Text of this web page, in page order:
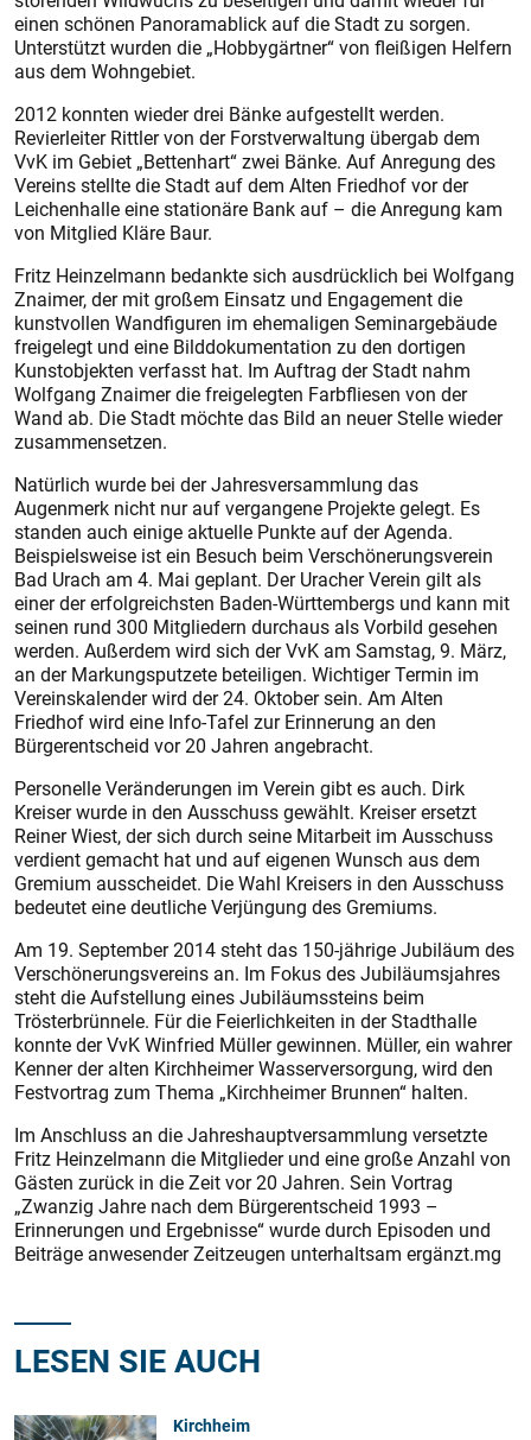
einen schönen Panoramablick auf die Stadt zu sorgen.
Unterstützt wurden die „Hobbygärtner“ von fleißigen Helfern
aus dem Wohngebiet.
2012 konnten wieder drei Bänke aufgestellt werden.
Revierleiter Rittler von der Forstverwaltung übergab dem
VvK im Gebiet „Bettenhart“ zwei Bänke. Auf Anregung des
Vereins stellte die Stadt auf dem Alten Friedhof vor der
Leichenhalle eine stationäre Bank auf – die Anregung kam
von Mitglied Kläre Baur.
Fritz Heinzelmann bedankte sich ausdrücklich bei Wolfgang
Znaimer, der mit großem Einsatz und Engagement die
kunstvollen Wandfiguren im ehemaligen Seminargebäude
freigelegt und eine Bilddokumentation zu den dortigen
Kunstobjekten verfasst hat. Im Auftrag der Stadt nahm
Wolfgang Znaimer die freigelegten Farbfliesen von der
Wand ab. Die Stadt möchte das Bild an neuer Stelle wieder
zusammensetzen.
Natürlich wurde bei der Jahresversammlung das
Augenmerk nicht nur auf vergangene Projekte gelegt. Es
standen auch einige aktuelle Punkte auf der Agenda.
Beispielsweise ist ein Besuch beim Verschönerungsverein
Bad Urach am 4. Mai geplant. Der Uracher Verein gilt als
einer der erfolgreichsten Baden-Württembergs und kann mit
seinen rund 300 Mitgliedern durchaus als Vorbild gesehen
werden. Außerdem wird sich der VvK am Samstag, 9. März,
an der Markungsputzete beteiligen. Wichtiger Termin im
Vereinskalender wird der 24. Oktober sein. Am Alten
Friedhof wird eine Info-Tafel zur Erinnerung an den
Bürgerentscheid vor 20 Jahren angebracht.
Personelle Veränderungen im Verein gibt es auch. Dirk
Kreiser wurde in den Ausschuss gewählt. Kreiser ersetzt
Reiner Wiest, der sich durch seine Mitarbeit im Ausschuss
verdient gemacht hat und auf eigenen Wunsch aus dem
Gremium ausscheidet. Die Wahl Kreisers in den Ausschuss
bedeutet eine deutliche Verjüngung des Gremiums.
Am 19. September 2014 steht das 150-jährige Jubiläum des
Verschönerungsvereins an. Im Fokus des Jubiläumsjahres
steht die Aufstellung eines Jubiläumssteins beim
Trösterbrünnele. Für die Feierlichkeiten in der Stadthalle
konnte der VvK Winfried Müller gewinnen. Müller, ein wahrer
Kenner der alten Kirchheimer Wasserversorgung, wird den
Festvortrag zum Thema „Kirchheimer Brunnen“ halten.
Im Anschluss an die Jahreshauptversammlung versetzte
Fritz Heinzelmann die Mitglieder und eine große Anzahl von
Gästen zurück in die Zeit vor 20 Jahren. Sein Vortrag
„Zwanzig Jahre nach dem Bürgerentscheid 1993 –
Erinnerungen und Ergebnisse“ wurde durch Episoden und
Beiträge anwesender Zeitzeugen unterhaltsam ergänzt.mg
LESEN SIE AUCH
Kirchheim